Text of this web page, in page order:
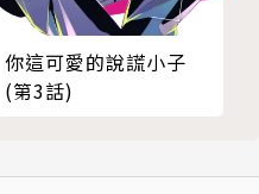
你這可愛的說謊小子
(第3話)